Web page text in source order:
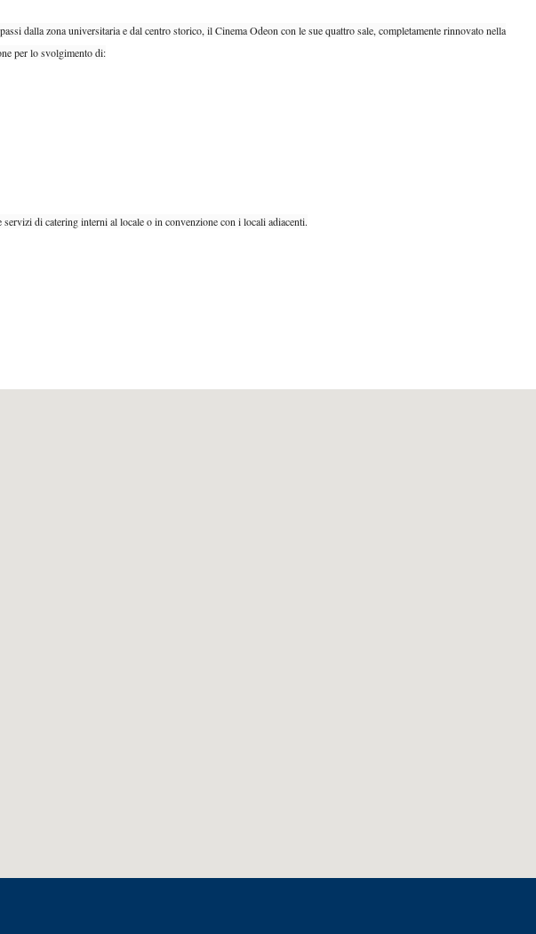
dalla zona universitaria e dal centro storico, il Cinema Odeon con le sue quattro sale, completamente rinnovato nella
per lo svolgimento di:
servizi di catering interni al locale o in convenzione con i locali adiacenti.